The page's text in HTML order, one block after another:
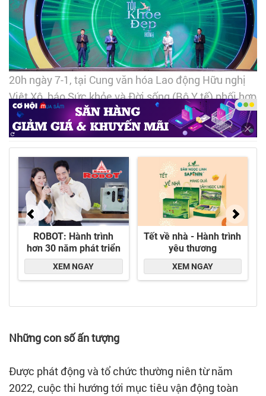
20h ngày 7-1, tại Cung văn hóa Lao động Hữu nghị
Việt Xô, báo Sức khỏe và Đời sống (Bộ Y tế) phối hợp
với Herbalife Việt Nam tổ chức lễ trao giải cuộc thi
'Tôi khỏe đẹp hơn' lần thứ 4 - Ảnh: DNCC
Những con số ấn tượng
Được phát động và tổ chức thường niên từ năm
2022, cuộc thi hướng tới mục tiêu vận động toàn